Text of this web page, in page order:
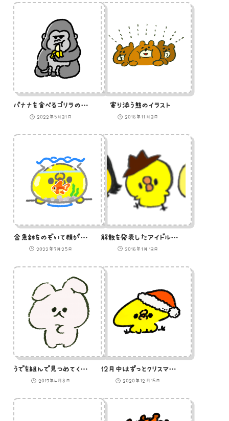
バナナを食べるゴリラのイラスト
2022年5月31日
寄り添う熊のイラスト
2016年11月3日
金魚鉢をのぞいて顔がでっかくなってるひよこのイラスト
2022年7月25日
解散を発表したアイドルグループ5人組のひよこのイラスト
2016年1月13日
うでを組んで見つめてくるうさぎのイラスト
2017年4月8日
12月中はずっとクリスマスのこと考えてわくわくしているひよこのイラスト
2020年12月15日